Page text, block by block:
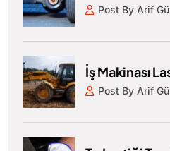
Post By Arif
İş Makinası
Post By Arif